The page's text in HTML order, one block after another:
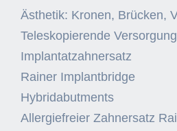
Ästhetik: Kronen, Brücken,
Teleskopierende Versorgung
Implantatzahnersatz
Rainer Implantbridge
Hybridabutments
Allergiefreier Zahnersatz